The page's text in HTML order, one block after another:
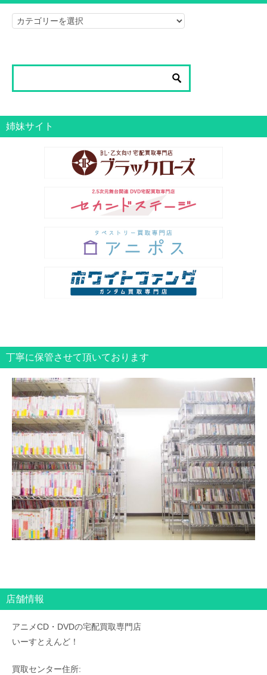
ブ
一
姉妹サイト
丁寧に保管させて頂いております
店舗情報
アニメCD・DVDの宅配買取専門店
いーすとえんど！
買取センター住所: